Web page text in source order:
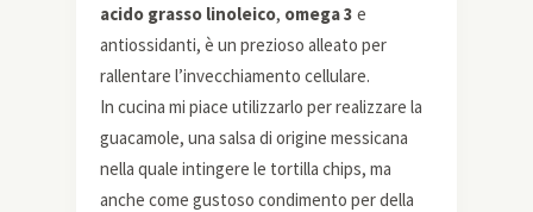
acido grasso linoleico, omega 3 e
antiossidanti, è un prezioso alleato per
rallentare l’invecchiamento cellulare.
In cucina mi piace utilizzarlo per realizzare la
guacamole, una salsa di origine messicana
nella quale intingere le tortilla chips, ma
anche come gustoso condimento per della